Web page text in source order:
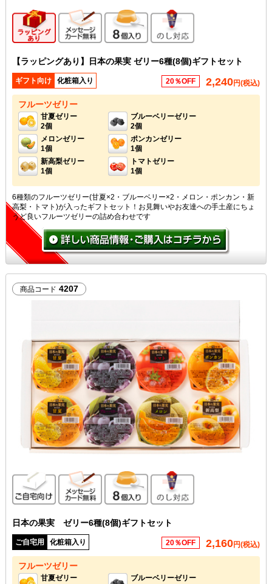
ギフト向け商品メッセージカード無料
8個入り のし対応
【ラッピングあり】日本の果実 ゼリー6種(8個)ギフトセット
ギフト向け 化粧箱入り 20％OFF 2,240円(税込)
フルーツゼリー
甘夏ゼリー
2個
ブルーベリーゼリー
2個
メロンゼリー
1個
ポンカンゼリー
1個
新高梨ゼリー
1個
トマトゼリー
1個
6種類のフルーツゼリー(甘夏×2・ブルーベリー×2・メロン・ポンカン・新
高梨・トマト)が入ったギフトセット！お見舞いやお友達への手土産にちょ
うど良いフルーツゼリーの詰め合わせです
商品コード 4207
ご自宅向けメッセージカード無料
8個入り のし対応
日本の果実 ゼリー6種(8個)ギフトセット
ご自宅用 化粧箱入り 20％OFF 2,160円(税込)
フルーツゼリー
甘夏ゼリー
ブルーベリーゼリー